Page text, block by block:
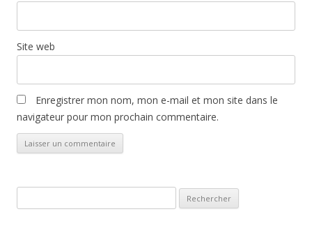
Site web
Enregistrer mon nom, mon e-mail et mon site dans le
navigateur pour mon prochain commentaire.